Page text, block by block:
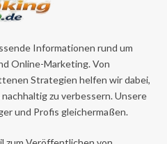
Informationen rund um
Online-Marketing. Von
Strategien helfen wir dabei,
zu verbessern. Unsere
und Profis gleichermaßen.